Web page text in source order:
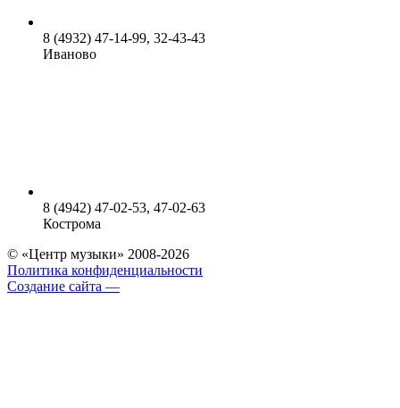
8 (4932) 47-14-99, 32-43-43
Иваново
8 (4942) 47-02-53, 47-02-63
Кострома
© «Центр музыки» 2008-2026
Политика конфиденциальности
Создание сайта —